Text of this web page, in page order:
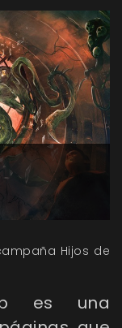
Hijos de
es una